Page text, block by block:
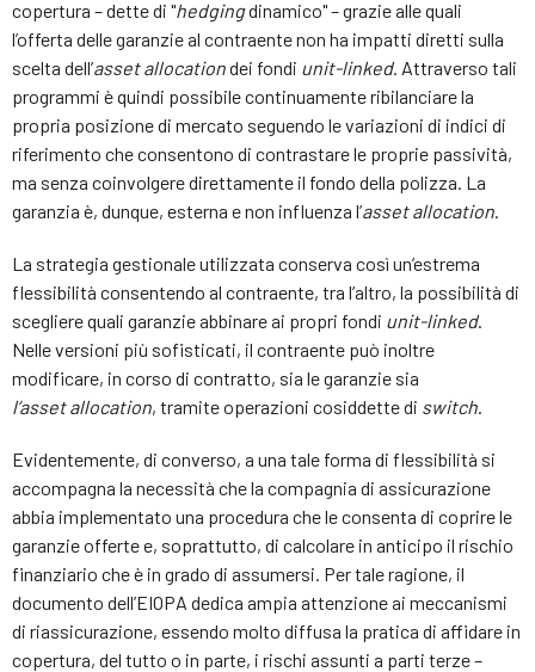
copertura – dette di "hedgingdinamico" – grazie alle quali
l’offerta delle garanzie al contraente non ha impatti diretti sulla
scelta dell’assetallocationdei fondi unit-linked. Attraverso tali
programmi è quindi possibile continuamente ribilanciare la
propria posizione di mercato seguendo le variazioni di indici di
riferimento che consentono di contrastare le proprie passività,
ma senza coinvolgere direttamente il fondo della polizza. La
garanzia è, dunque, esterna e non influenza l’assetallocation
La strategia gestionale utilizzata conserva così un’estrema
flessibilità consentendo al contraente, tra l’altro, la possibilità di
scegliere quali garanzie abbinare ai propri fondi unit-linked.
Nelle versioni più sofisticati, il contraente può inoltre
modificare, in corso di contratto, sia le garanzie sia
l’assetallocation, tramite operazioni cosiddette di switch
Evidentemente, di converso, a una tale forma di flessibilità si
accompagna la necessità che la compagnia di assicurazione
abbia implementato una procedura che le consenta di coprire le
garanzie offerte e, soprattutto, di calcolare in anticipo il rischio
finanziario che è in grado di assumersi. Per tale ragione, il
documento dell’EIOPA dedica ampia attenzione ai meccanismi
di riassicurazione, essendo molto diffusa la pratica di affidare in
copertura, del tutto o in parte, i rischi assunti a parti terze –